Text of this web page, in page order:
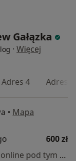
Gałązka
· Więcej
Adres 4 Adres 5
• Mapa
600 zł
Specjalista nie oferuje umawiania online pod tym adresem.